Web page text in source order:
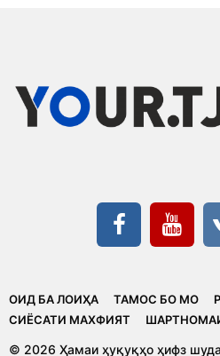
ОИД БА ЛОИҲА ТАМОС БО МО
CИЁСАТИ МАХФИЯТ
© 2026 Ҳамаи ҳуқуқҳо ҳифз